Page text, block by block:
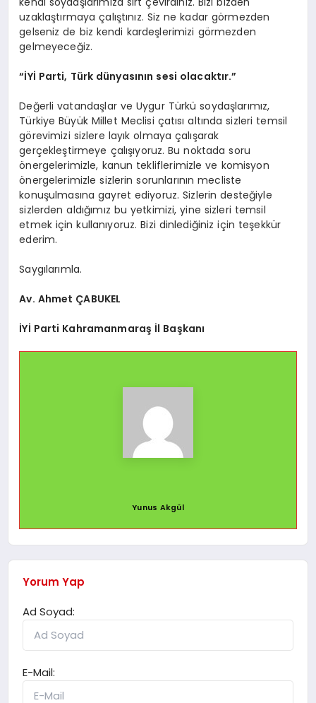
uzaklaştırmaya çalıştınız. Siz ne kadar görmezden
gelseniz de biz kendi kardeşlerimizi görmezden
gelmeyeceğiz.
“İYİ Parti, Türk dünyasının sesi olacaktır.”
Değerli vatandaşlar ve Uygur Türkü soydaşlarımız,
Türkiye Büyük Millet Meclisi çatısı altında sizleri temsil
görevimizi sizlere layık olmaya çalışarak
gerçekleştirmeye çalışıyoruz. Bu noktada soru
önergelerimizle, kanun tekliflerimizle ve komisyon
önergelerimizle sizlerin sorunlarının mecliste
konuşulmasına gayret ediyoruz. Sizlerin desteğiyle
sizlerden aldığımız bu yetkimizi, yine sizleri temsil
etmek için kullanıyoruz. Bizi dinlediğiniz için teşekkür
ederim.
Saygılarımla.
Av. Ahmet ÇABUKEL
İYİ Parti Kahramanmaraş İl Başkanı
Yunus Akgül
Yorum Yap
Ad Soyad:
E-Mail: